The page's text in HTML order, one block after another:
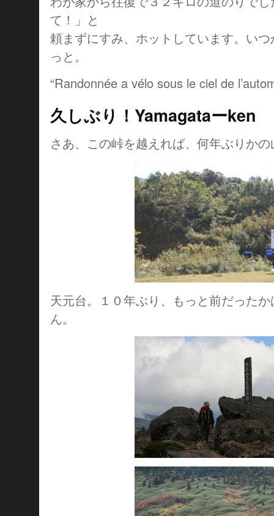
て！」と
頼まずにすみ、ホットしています。い
っと。
“Randonnée a vélo sous le ciel de
久しぶり！Yamagataーken
さあ、この峠を越えれば、何年ぶりか
天元台。１０年ぶり、もっと前だった
ん。